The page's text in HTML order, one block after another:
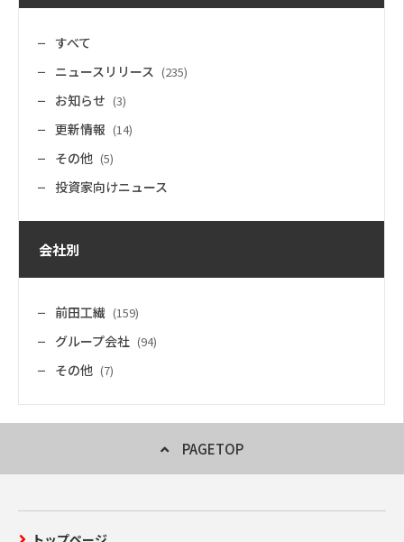
すべて
ニュースリリース (235)
お知らせ (3)
更新情報 (14)
その他 (5)
投資家向けニュース
会社別
前田工繊 (159)
グループ会社 (94)
その他 (7)
PAGETOP